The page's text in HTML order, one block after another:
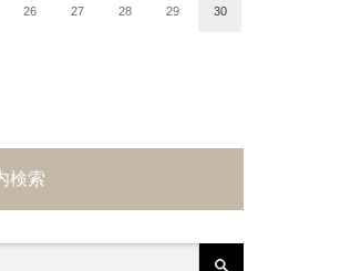
26 27 28 29 30
検索